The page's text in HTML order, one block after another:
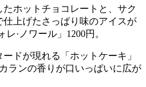
ホットチョコレートと、サク
仕上げたさっぱり味のアイスが
·ノワール」1200円。
ドが現れる「ホットケーキ」
ランの香りが口いっぱいに広が